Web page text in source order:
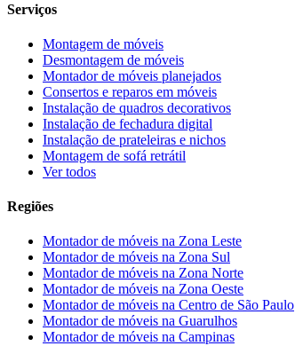
Serviços
Montagem de móveis
Desmontagem de móveis
Montador de móveis planejados
Consertos e reparos em móveis
Instalação de quadros decorativos
Instalação de fechadura digital
Instalação de prateleiras e nichos
Montagem de sofá retrátil
Ver todos
Regiões
Montador de móveis na Zona Leste
Montador de móveis na Zona Sul
Montador de móveis na Zona Norte
Montador de móveis na Zona Oeste
Montador de móveis na Centro de São Paulo
Montador de móveis na Guarulhos
Montador de móveis na Campinas